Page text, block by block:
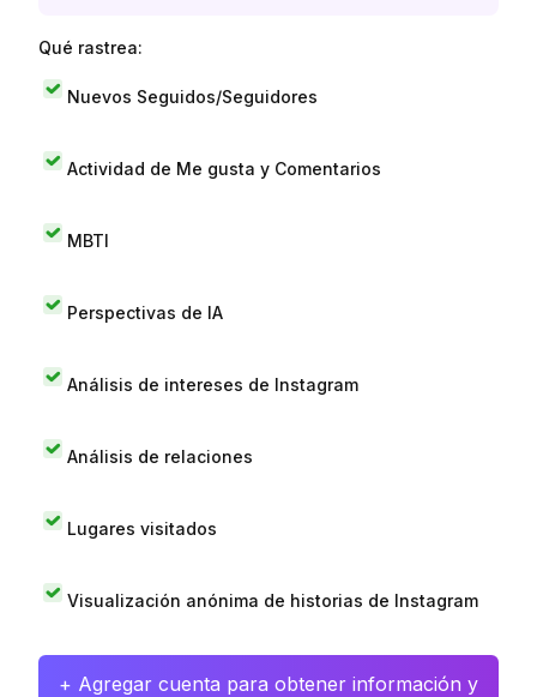
Qué rastrea:
Nuevos Seguidos/Seguidores
Actividad de Me gusta y Comentarios
MBTI
Perspectivas de IA
Análisis de intereses de Instagram
Análisis de relaciones
Lugares visitados
Visualización anónima de historias de Instagram
+ Agregar cuenta para obtener información y